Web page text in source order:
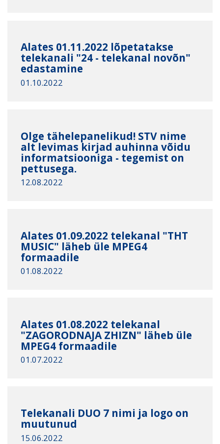
Alates 01.11.2022 lõpetatakse
telekanali "24 - telekanal novõn"
edastamine
01.10.2022
Olge tähelepanelikud! STV nime
alt levimas kirjad auhinna võidu
informatsiooniga - tegemist on
pettusega.
12.08.2022
Alates 01.09.2022 telekanal "THT
MUSIC" läheb üle MPEG4
formaadile
01.08.2022
Alates 01.08.2022 telekanal
"ZAGORODNAJA ZHIZN" läheb üle
MPEG4 formaadile
01.07.2022
Telekanali DUO 7 nimi ja logo on
muutunud
15.06.2022